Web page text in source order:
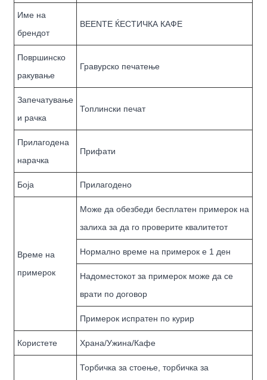
Име на
брендот
BEENTE ЌЕСТИЧКА КАФЕ
Површинско
ракување
Гравурско печатење
Запечатување
и рачка
Топлински печат
Прилагодена
нарачка
Прифати
Боја Прилагодено
Време на
примерок
Може да обезбеди бесплатен примерок на
залиха за да го проверите квалитетот
Нормално време на примерок е 1 ден
Надоместокот за примерок може да се
врати по договор
Примерок испратен по курир
Користете Храна/Ужина/Кафе
Торбичка за стоење, торбичка за